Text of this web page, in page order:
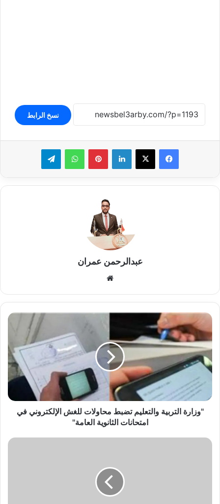
نسخ الرابط
لينكدإن بينتيريستواتساب تيلقرام
عبدالرحمن عمران
"وزارة
التربية
والتعليم
تضبط
محاولات
للغش
الإلكتروني
امتحانات
الثانوية
"وزارة التربية والتعليم تضبط محاولات للغش الإلكتروني في
امتحانات الثانوية العامة"
تاريخ